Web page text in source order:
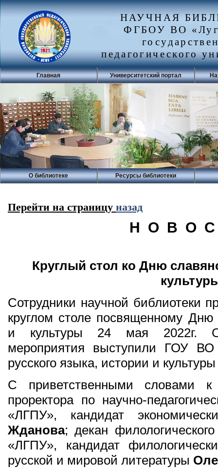
НАУЧНАЯ
ФГБОУ ВО
педагогического
Главная Университетский портал
О библиотеке Ресурсы библиотеки
Перейти на страницу назад
Н О В О
Круглый стол ко Дню
Сотрудники научной библиотеки
круглом столе посвященному Дню
и культуры 24 мая 2022г.
мероприятия выступили ГОУ
русского языка, истории и
С приветственными словами к
проректора по научно-
«ЛГПУ», кандидат
Жданова; декан
«ЛГПУ», кандидат
русской и мировой литературы